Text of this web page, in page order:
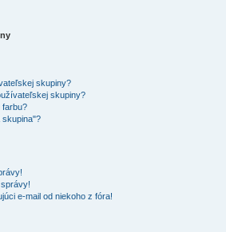
skupiny?
skupiny?
farbu?
skupina"?
e-mail od niekoho z fóra!